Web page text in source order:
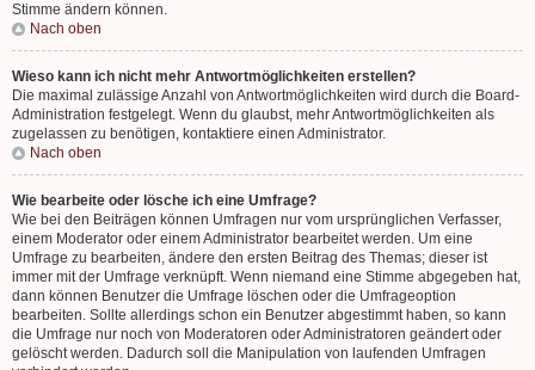
Stimme ändern können.
Nach oben
Wieso kann ich nicht mehr Antwortmöglichkeiten erstellen?
Die maximal zulässige Anzahl von Antwortmöglichkeiten wird durch die Board-
Administration festgelegt. Wenn du glaubst, mehr Antwortmöglichkeiten als
zugelassen zu benötigen, kontaktiere einen Administrator.
Nach oben
Wie bearbeite oder lösche ich eine Umfrage?
Wie bei den Beiträgen können Umfragen nur vom ursprünglichen Verfasser,
einem Moderator oder einem Administrator bearbeitet werden. Um eine
Umfrage zu bearbeiten, ändere den ersten Beitrag des Themas; dieser ist
immer mit der Umfrage verknüpft. Wenn niemand eine Stimme abgegeben hat,
dann können Benutzer die Umfrage löschen oder die Umfrageoption
bearbeiten. Sollte allerdings schon ein Benutzer abgestimmt haben, so kann
die Umfrage nur noch von Moderatoren oder Administratoren geändert oder
gelöscht werden. Dadurch soll die Manipulation von laufenden Umfragen